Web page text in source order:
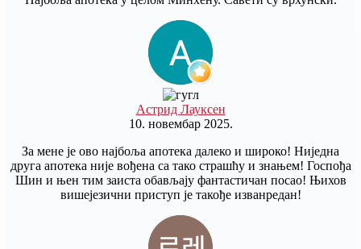
Астрид Лауксен
10. новембар 2025.
За мене је ово најбоља апотека далеко и широко! Ниједна
друга апотека није вођена са тако страшћу и знањем! Госпођа
Шин и њен тим заиста обављају фантастичан посао! Њихов
вишејезични приступ је такође изванредан!